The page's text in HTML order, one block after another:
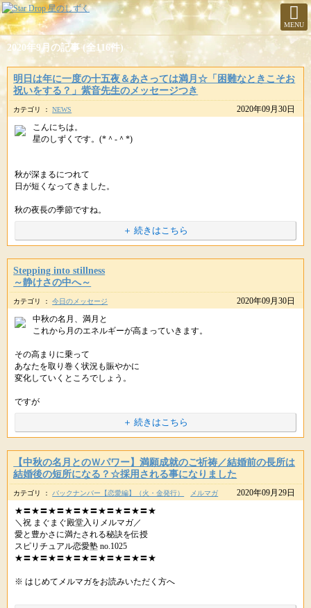
MENU
2020年9月の記事 (全116件)
明日は年に一度の十五夜＆あさっては満月☆「困難なときこそお
祝いをする？」紫音先生のメッセージつき
カテゴリ ：NEWS
2020年09月30日
こんにちは。
星のしずくです。(*＾-＾*)
秋が深まるにつれて
日が短くなってきました。
秋の夜長の季節ですね。
ゆっくりとカフェや自宅で
読書をするには
ぴったりの時期です。
明日１０月１日(木)は
年に一度の十五夜（中秋の名月）。
おひつじ座の満月がやってきます。
↓
※ 〆切はあさって１０月２日(金)夜２２時です。
中秋の名月と満月と
２日にわたって、地上に降り注ぐ
祝福のエネルギー。
普段の満月よりも
願いを叶えるチカラが
より一層高まります。
＋ 続きはこちら
Stepping into stillness
～静けさの中へ～
カテゴリ ：今日のメッセージ
2020年09月30日
中秋の名月、満月と
これから月のエネルギーが高まっていきます。
その高まりに乗って
あなたを取り巻く状況も賑やかに
変化していくところでしょう。
ですが
心の中は、いつも以上に穏やかで
静かに時を刻むようにしましょう。
あれもこれもと手を出さずに
１つ１つと真剣に向き合い
静かに行く末を見守る・・
身をゆだねる心地で
いまこのときを過ごしていってください。
＋ 続きはこちら
【中秋の名月とのＷパワー】満願成就のご祈祷／結婚前の長所は
結婚後の短所になる？☆採用される事になりました
カテゴリ ： バックナンバー【恋愛編】（火・金発行） メルマガ
2020年09月29日
★〓★〓★〓★〓★〓★〓★〓★〓★
＼祝 まぐまぐ殿堂入りメルマガ／
愛と豊かさに満たされる秘訣を伝授
スピリチュアル恋愛塾 no.1025
★〓★〓★〓★〓★〓★〓★〓★〓★
※ はじめてメルマガをお読みいただく方へ